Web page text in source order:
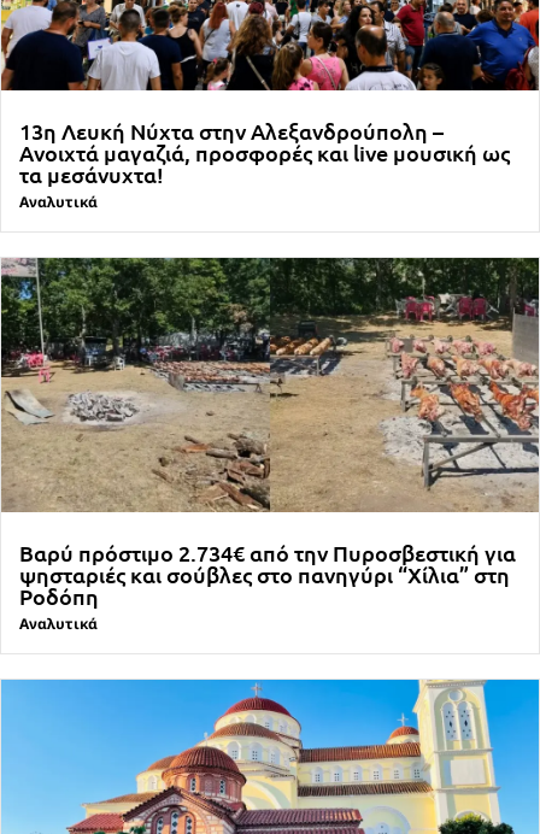
13η Λευκή Νύχτα στην Αλεξανδρούπολη –
Ανοιχτά μαγαζιά, προσφορές και live μουσική ως
τα μεσάνυχτα!
Αναλυτικά
Βαρύ πρόστιμο 2.734€ από την Πυροσβεστική για
ψησταριές και σούβλες στο πανηγύρι “Χίλια” στη
Ροδόπη
Αναλυτικά